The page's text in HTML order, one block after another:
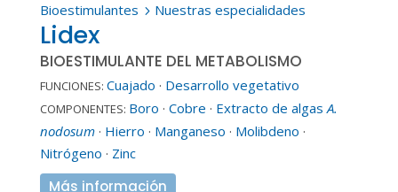
Bioestimulantes 5 Nuestras especialidades
Lidex
BIOESTIMULANTE DEL METABOLISMO
FUNCIONES: Cuajado · Desarrollo vegetativo
COMPONENTES: Boro · Cobre · Extracto de algasA.
nodosum· Hierro · Manganeso · Molibdeno ·
Nitrógeno · Zinc
Más información